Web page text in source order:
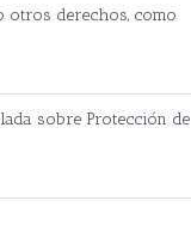
otros derechos, como
sobre Protección de